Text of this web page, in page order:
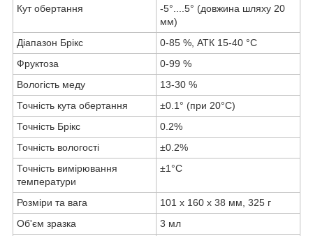
Кут обертання
-5°....5° (довжина шляху 20
мм)
Діапазон Брікс
0-85 %, АТК 15-40 °С
Фруктоза
0-99 %
Вологість меду
13-30 %
Точність кута обертання
±0.1° (при 20°С)
Точність Брікс
0.2%
Точність вологості
±0.2%
Точність вимірювання
температури
±1°C
Розміри та вага
101 х 160 х 38 мм, 325 г
Об'єм зразка
3 мл